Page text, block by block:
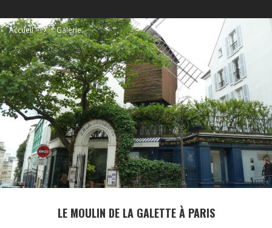
Accueil Galerie
LE MOULIN DE LA GALETTE À PARIS